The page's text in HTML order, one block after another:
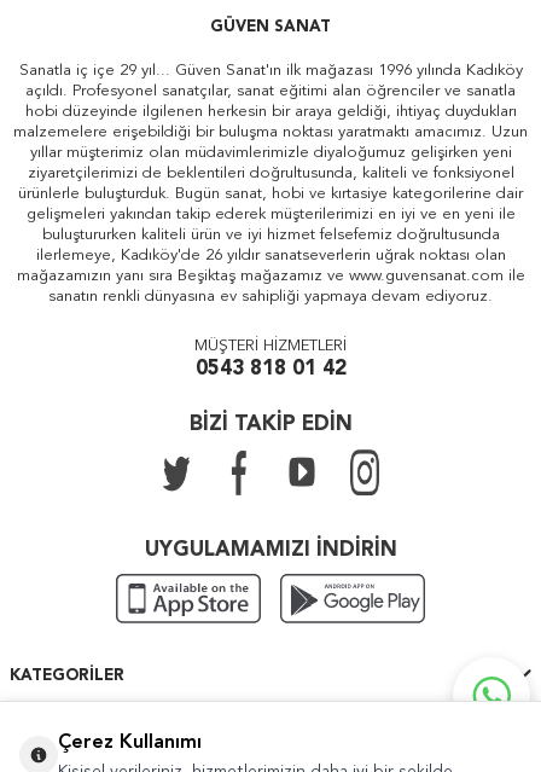
GÜVEN SANAT
Sanatla iç içe 29 yıl... Güven Sanat'ın ilk mağazası 1996 yılında Kadıköy
açıldı. Profesyonel sanatçılar, sanat eğitimi alan öğrenciler ve sanatla
hobi düzeyinde ilgilenen herkesin bir araya geldiği, ihtiyaç duydukları
malzemelere erişebildiği bir buluşma noktası yaratmaktı amacımız. Uzun
yıllar müşterimiz olan müdavimlerimizle diyaloğumuz gelişirken yeni
ziyaretçilerimizi de beklentileri doğrultusunda, kaliteli ve fonksiyonel
ürünlerle buluşturduk. Bugün sanat, hobi ve kırtasiye kategorilerine dair
gelişmeleri yakından takip ederek müşterilerimizi en iyi ve en yeni ile
buluştururken kaliteli ürün ve iyi hizmet felsefemiz doğrultusunda
ilerlemeye, Kadıköy'de 26 yıldır sanatseverlerin uğrak noktası olan
mağazamızın yanı sıra Beşiktaş mağazamız ve www.guvensanat.com ile
sanatın renkli dünyasına ev sahipliği yapmaya devam ediyoruz.
MÜŞTERİ HİZMETLERİ
0543 818 01 42
BİZİ TAKİP EDİN
UYGULAMAMIZI İNDİRİN
KATEGORILER
Çerez Kullanımı